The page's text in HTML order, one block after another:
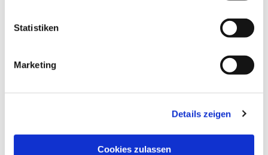
Statistiken
Marketing
Details zeigen
Cookies zulassen
Kassel
Kantor Jochen Faulhammer (0175-